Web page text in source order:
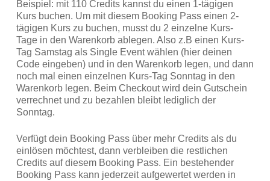
Beispiel: mit 110 Credits kannst du einen 1-tägigen
Kurs buchen. Um mit diesem Booking Pass einen 2-
tägigen Kurs zu buchen, musst du 2 einzelne Kurs-
Tage in den Warenkorb ablegen. Also z.B einen Kurs-
Tag Samstag als Single Event wählen (hier deinen
Code eingeben) und in den Warenkorb legen, und dann
noch mal einen einzelnen Kurs-Tag Sonntag in den
Warenkorb legen. Beim Checkout wird dein Gutschein
verrechnet und zu bezahlen bleibt lediglich der
Sonntag.
Verfügt dein Booking Pass über mehr Credits als du
einlösen möchtest, dann verbleiben die restlichen
Credits auf diesem Booking Pass. Ein bestehender
Booking Pass kann jederzeit aufgewertet werden in